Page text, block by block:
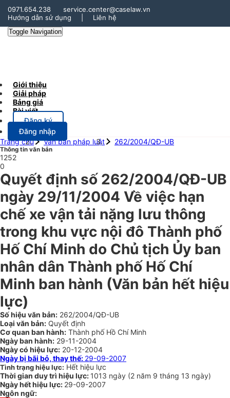
0971.654.238
service.center@caselaw.vn
Hướng dẫn sử dụng
Liên hệ
Toggle Navigation
Giới thiệu
Giải pháp
Bảng giá
Bài viết
Đăng ký
Đăng nhập
Trang chủ
Văn bản pháp luật 262/2004/QĐ-UB
Thông tin văn bản
1252
0
Quyết định số 262/2004/QĐ-UB
ngày 29/11/2004 Về việc hạn
chế xe vận tải nặng lưu thông
trong khu vực nội đô Thành phố
Hố Chí Minh do Chủ tịch Ủy ban
nhân dân Thành phố Hố Chí
Minh ban hành (Văn bản hết hiệu
lực)
Số hiệu văn bản: 262/2004/QĐ-UB
Loại văn bản: Quyết định
Cơ quan ban hành: Thành phố Hồ Chí Minh
Ngày ban hành: 29-11-2004
Ngày có hiệu lực: 20-12-2004
Ngày bị bãi bỏ, thay thế: 29-09-2007
Tình trạng hiệu lực: Hết hiệu lực
Thời gian duy trì hiệu lực: 1013 ngày (2 năm 9 tháng 13 ngày)
Ngày hết hiệu lực: 29-09-2007
Ngôn ngữ: